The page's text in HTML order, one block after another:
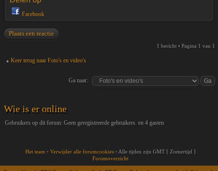
Facebook
Plaats een reactie
1 bericht • Pagina 1 van 1
Keer terug naar Foto's en video's
Ga naar:
Wie is er online
Gebruikers op dit forum: Geen geregistreerde gebruikers. en 4 gasten
Het team • Verwijder alle forumcookies • Alle tijden zijn GMT [ Zomertijd ]
Forumoverzicht